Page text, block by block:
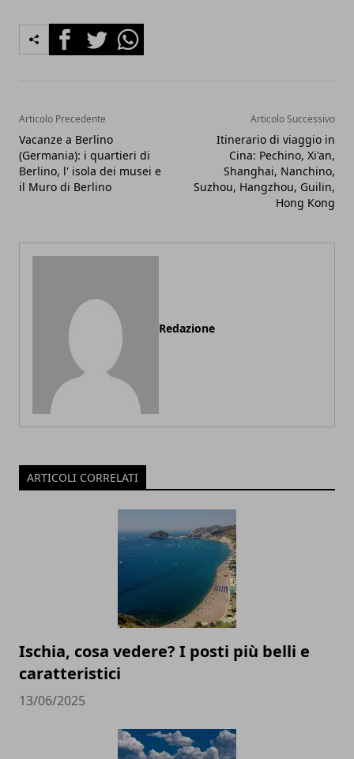
FacebookTwitterWhatsapp
Articolo Precedente
Vacanze a Berlino
(Germania): i quartieri di
Berlino, l' isola dei musei e
il Muro di Berlino
Articolo Successivo
Itinerario di viaggio in
Cina: Pechino, Xi'an,
Shanghai, Nanchino,
Suzhou, Hangzhou, Guilin,
Hong Kong
Redazione
ARTICOLI CORRELATI
Ischia, cosa vedere? I posti più belli e
caratteristici
13/06/2025